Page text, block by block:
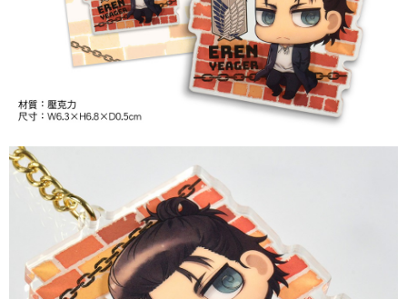
每筆NT$100，滿NT$1,300(含以上)免運費
宅配-離島(澎湖/金門/馬祖)-木棉花樂園專用
每筆NT$220
黑貓宅配-貨到付款